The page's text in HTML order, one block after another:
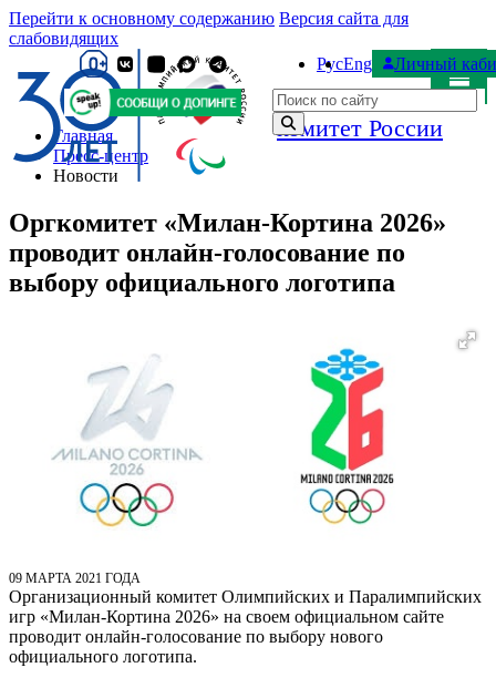
Перейти к основному содержанию Версия сайта для
слабовидящих
Паралимпийский
комитет России
РусEng
Личный
Поиск по сайту
Главная
Пресс-центр
Новости
Оргкомитет «Милан-Кортина 2026»
проводит онлайн-голосование по
выбору официального логотипа
09 МАРТА 2021 ГОДА
Организационный комитет Олимпийских и Паралимпийских
игр «Милан-Кортина 2026» на своем официальном сайте
проводит онлайн-голосование по выбору нового
официального логотипа.